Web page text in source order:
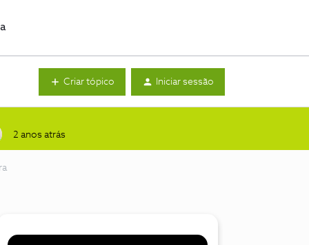
Criar tópico Iniciar sessão
2 anos atrás